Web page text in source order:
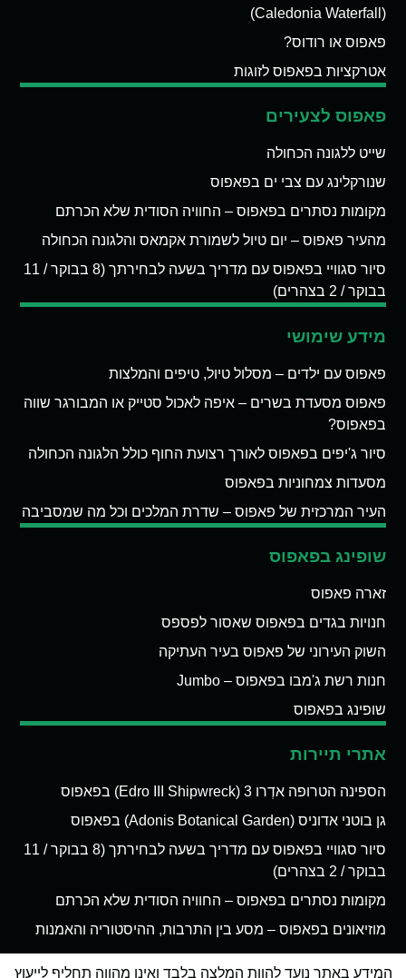
(Caledonia Waterfall)
פאפוס או רודוס?
אטרקציות בפאפוס לזוגות
פאפוס לצעירים
שייט ללגונה הכחולה
שנורקלינג עם צבי ים בפאפוס
מקומות נסתרים בפאפוס – החוויה הסודית שלא הכרתם
מהעיר פאפוס – יום טיול לשמורת אקמאס והלגונה הכחולה
סיור סגוויי בפאפוס עם מדריך בשעה לבחירתך (8 בבוקר / 11
בבוקר / 2 בצהרים)
מידע שימושי
פאפוס עם ילדים – מסלול טיול, טיפים והמלצות
פאפוס מסעדת בשרים – איפה לאכול סטייק או המבורגר שווה
בפאפוס?
סיור ג'יפים בפאפוס לאורך רצועת החוף כולל הלגונה הכחולה
מסעדות צמחוניות בפאפוס
העיר המרכזית של פאפוס – שדרת המלכים וכל מה שמסביבה
שופינג בפאפוס
זארה פאפוס
חנויות בגדים בפאפוס שאסור לפספס
השוק העירוני של פאפוס בעיר העתיקה
חנות רשת ג'מבו בפאפוס – Jumbo
שופינג בפאפוס
אתרי תיירות
הספינה הטרופה אדְרו 3 (Edro III Shipwreck) בפאפוס
גן בוטני אדוניס (Adonis Botanical Garden) בפאפוס
סיור סגוויי בפאפוס עם מדריך בשעה לבחירתך (8 בבוקר / 11
בבוקר / 2 בצהרים)
מקומות נסתרים בפאפוס – החוויה הסודית שלא הכרתם
מוזיאונים בפאפוס – מסע בין התרבות, ההיסטוריה והאמנות
המידע באתר נועד להוות המלצה בלבד ואינו מהווה תחליף לייעוץ